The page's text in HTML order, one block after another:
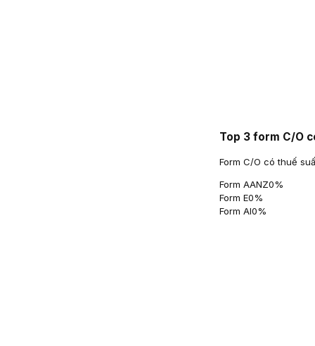
Top 3 form C/O
Form C/O có thuế
Form AANZ0%
Form E0%
Form AI0%